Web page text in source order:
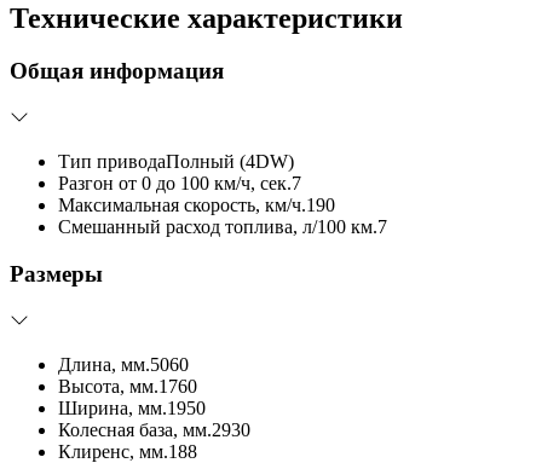
Технические характеристики
Общая информация
Тип приводаПолный (4DW)
Разгон от 0 до 100 км/ч, сек.7
Максимальная скорость, км/ч.190
Смешанный расход топлива, л/100 км.7
Размеры
Длина, мм.5060
Высота, мм.1760
Ширина, мм.1950
Колесная база, мм.2930
Клиренс, мм.188